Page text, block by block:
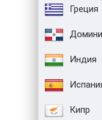
Греция
Индия
Кипр